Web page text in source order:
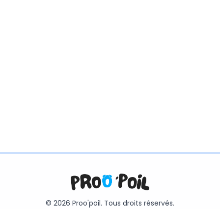
© 2026 Proo'poil. Tous droits réservés.